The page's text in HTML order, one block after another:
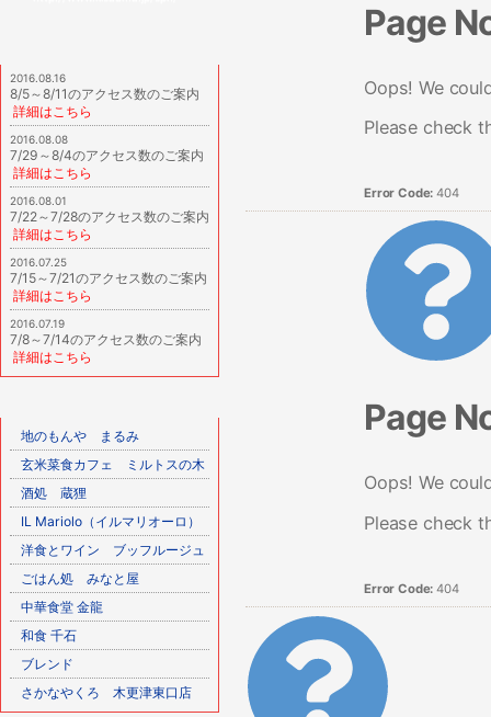
2016.08.16
8/5～8/11のアクセス数のご案内
詳細はこちら
2016.08.08
7/29～8/4のアクセス数のご案内
詳細はこちら
2016.08.01
7/22～7/28のアクセス数のご案内
詳細はこちら
2016.07.25
7/15～7/21のアクセス数のご案内
詳細はこちら
2016.07.19
7/8～7/14のアクセス数のご案内
詳細はこちら
地のもんや まるみ
玄米菜食カフェ ミルトスの木
酒処 蔵狸
IL Mariolo（イルマリオーロ）
洋食とワイン ブッフルージュ
ごはん処 みなと屋
中華食堂 金龍
和食 千石
ブレンド
さかなやくろ 木更津東口店
Page
Oops! We
Please check
Error Code: 404
Page
Oops! We
Please check
Error Code: 404